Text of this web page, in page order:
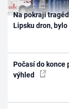
Na pokraji
Lipsku dron,
Počasí do konce
výhled